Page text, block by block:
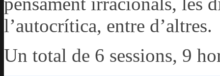
l’autocrítica, entre d’altres.
Un total de 6 sessions, 9